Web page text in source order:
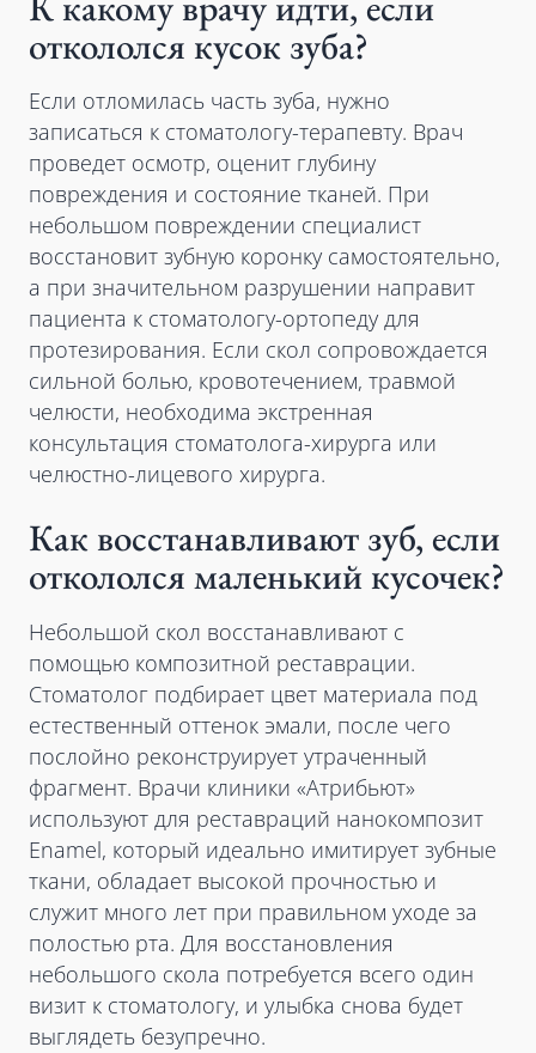
откололся кусок зуба?
Если отломилась часть зуба, нужно
записаться к стоматологу-терапевту. Врач
проведет осмотр, оценит глубину
повреждения и состояние тканей. При
небольшом повреждении специалист
восстановит зубную коронку самостоятельно,
а при значительном разрушении направит
пациента к стоматологу-ортопеду для
протезирования. Если скол сопровождается
сильной болью, кровотечением, травмой
челюсти, необходима экстренная
консультация стоматолога-хирурга или
челюстно-лицевого хирурга.
Как восстанавливают зуб, если
откололся маленький кусочек?
Небольшой скол восстанавливают с
помощью композитной реставрации.
Стоматолог подбирает цвет материала под
естественный оттенок эмали, после чего
послойно реконструирует утраченный
фрагмент. Врачи клиники «Атрибьют»
используют для реставраций нанокомпозит
Enamel, который идеально имитирует зубные
ткани, обладает высокой прочностью и
служит много лет при правильном уходе за
полостью рта. Для восстановления
небольшого скола потребуется всего один
визит к стоматологу, и улыбка снова будет
выглядеть безупречно.